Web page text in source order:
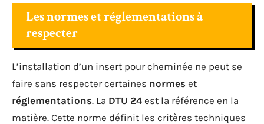
Les normes et réglementations à
respecter
L’installation d’un insert pour cheminée ne peut se
faire sans respecter certaines normes et
réglementations. La DTU 24 est la référence en la
matière. Cette norme définit les critères techniques